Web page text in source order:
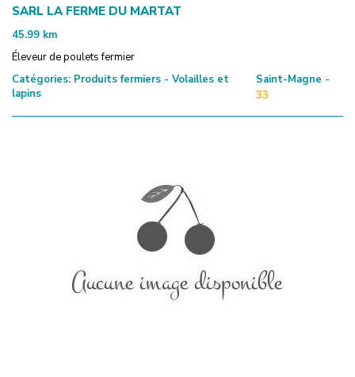
SARL LA FERME DU MARTAT
45.99 km
Éleveur de poulets fermier
Catégories: Produits fermiers - Volailles et
lapins
Saint-Magne -
33